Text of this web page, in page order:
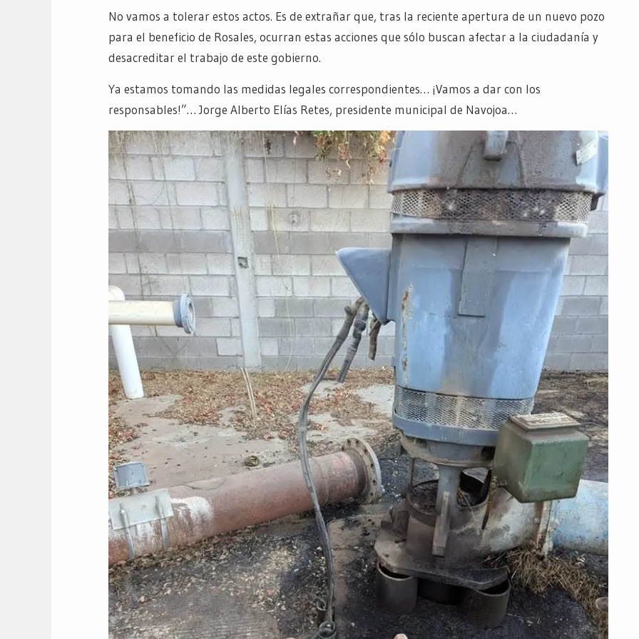
No vamos a tolerar estos actos. Es de extrañar que, tras la reciente apertura de un nuevo pozo
para el beneficio de Rosales, ocurran estas acciones que sólo buscan afectar a la ciudadanía y
desacreditar el trabajo de este gobierno.
Ya estamos tomando las medidas legales correspondientes… ¡Vamos a dar con los
responsables!”… Jorge Alberto Elías Retes, presidente municipal de Navojoa…